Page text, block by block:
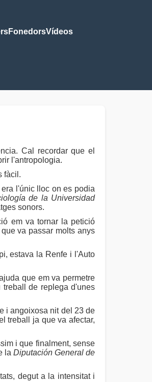
FonedorsVídeos
Cal recordar que el
l'antropologia.
fàcil.
l'únic lloc on es podia
de la Universidad
sonors.
em va tornar la petició
va passar molts anys
estava la Renfe i l'Auto
que em va permetre
de replega d'unes
i angoixosa nit del 23 de
treball ja que va afectar,
i que finalment, sense
la Diputación General de
degut a la intensitat i